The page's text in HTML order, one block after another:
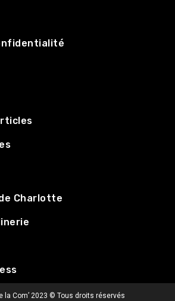
Charlotte
la Com’ 2023 © Tous droits réservés